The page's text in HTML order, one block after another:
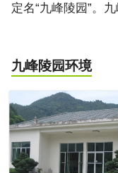
定名“九峰陵园”。
的福地，明朝通判
且右侧为600多年历
清莲茅蓬庵，真可
积恩泽。
九峰陵园环境